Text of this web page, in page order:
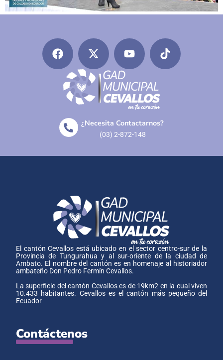
¿Necesita Contactarnos?
(03) 2-872-148
El cantón Cevallos está ubicado en el sector centro-sur de la
Provincia de Tungurahua y al sur-oriente de la ciudad de
Ambato. El nombre del cantón es en homenaje al historiador
ambateño Don Pedro Fermín Cevallos.
La superficie del cantón Cevallos es de 19km2 en la cual viven
10.433 habitantes. Cevallos es el cantón más pequeño del
Ecuador
Contáctenos